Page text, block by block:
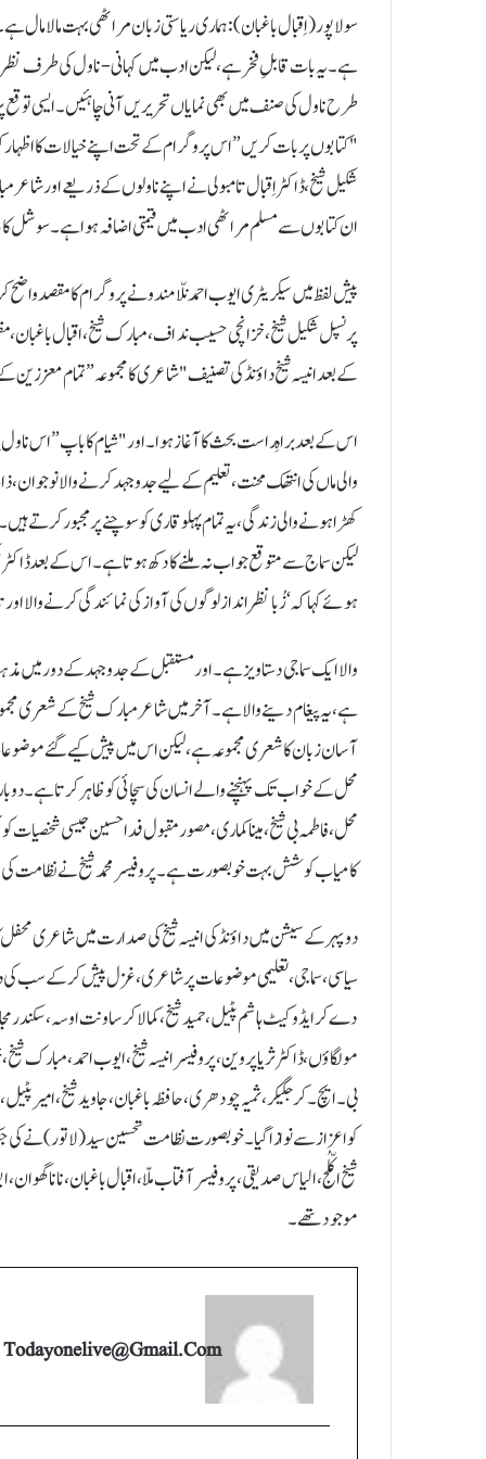
سولاپور (اِقبال باغبان) : ہماری ریاستی زبان مراٹھی بہت مالا
ہے۔ یہ بات قابلِ فخر ہے، لیکن ادب میں کہانی-ناول کی طرف
طرح ناول کی صنف میں بھی نمایاں تحریریں آنی چاہئیں۔ ایسی توقع
"کتابوں پر بات کریں” اس پروگرام کے تحت اپنے خیالات کا
شکیل شیخ، ڈاکٹر اِقبال تامبولی نے اپنے ناولوں کے ذریعے اور
ان کتابوں سے مسلم مراٹھی ادب میں قیمتی اضافہ ہوا ہے۔سوشل
پیش لفظ میں سیکریٹری ایوب احمد نلّامندو نے پروگرام کا مقصد
پرنسپل شکیل شیخ، خزانچی حسیب نداف، مبارک شیخ، اقبال
کے بعد انیسہ شیخ داؤنڈ کی تصنیف "شاعری کا مجموعہ” تمام معززین
اس کے بعد براہِ راست بحث کا آغاز ہوا۔ اور "شیام کا باپ” اس
والی ماں کی انتھک محنت، تعلیم کے لیے جدوجہد کرنے والا
کھڑا ہونے والی زندگی، یہ تمام پہلو قاری کو سوچنے پر مجبور کرتے
لیکن سماج سے متوقع جواب نہ ملنے کا دکھ ہوتا ہے۔اس کے بعد
ہوئے کہا کہ ‘زُبا نظر انداز لوگوں کی آواز کی نمائندگی کرنے والا
والا ایک سماجی دستاویز ہے۔ اور مستقبل کے جدوجہد کے دور
ہے، یہ پیغام دینے والا ہے۔آخر میں شاعر مبارک شیخ کے شعری
آسان زبان کا شعری مجموعہ ہے، لیکن اس میں پیش کیے گئے
محل کے خواب تک پہنچنے والے انسان کی سچائی کو ظاہر کرتا ہے۔
محل، فاطمہ بی شیخ، مینا کماری، مصور مقبول فدا حسین جیسی
کامیاب کوشش بہت خوبصورت ہے۔ پروفیسر محمد شیخ نے نظامت
دوپہر کے سیشن میں داؤنڈ کی انیسہ شیخ کی صدارت میں شاعری
سیاسی، سماجی، تعلیمی موضوعات پر شاعری، غزل پیش کر کے سب کی
دے کر ایڈوکیٹ ہاشم پٹیل، حمید شیخ، کمالاکر ساونت اوسہ، سکندر
مولگاؤں، ڈاکٹر ثریا پروین، پروفیسر انیسہ شیخ، ایوب احمد، مبارک
بی۔ ایچ۔ کرجگیکر، ثمیہ چودھری، حافظہ باغبان، جاوید شیخ، امیر
کو اعزاز سے نوازا گیا۔ خوبصورت نظامت تحسین سید (لاتور) نے کی
شیخ اکّلُج، الیاس صدیقی، پروفیسر آفتاب ملّا، اقبال باغبان، نانا
موجود تھے۔
Todayonelive@gmail.com